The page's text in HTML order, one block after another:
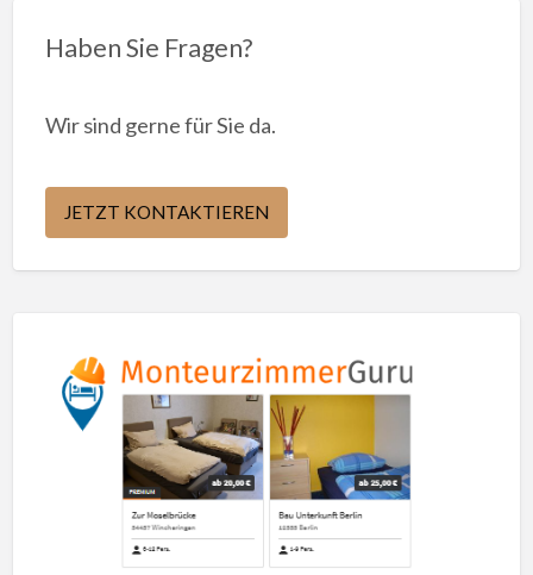
Haben Sie Fragen?
Wir sind gerne für Sie da.
JETZT KONTAKTIEREN